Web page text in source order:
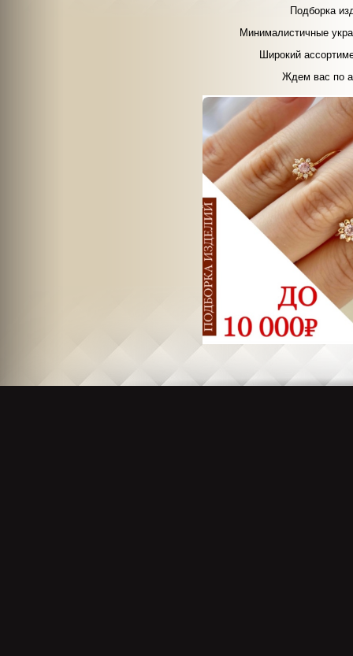
Подборка
Минималистичные
Широкий
Ждем вас по